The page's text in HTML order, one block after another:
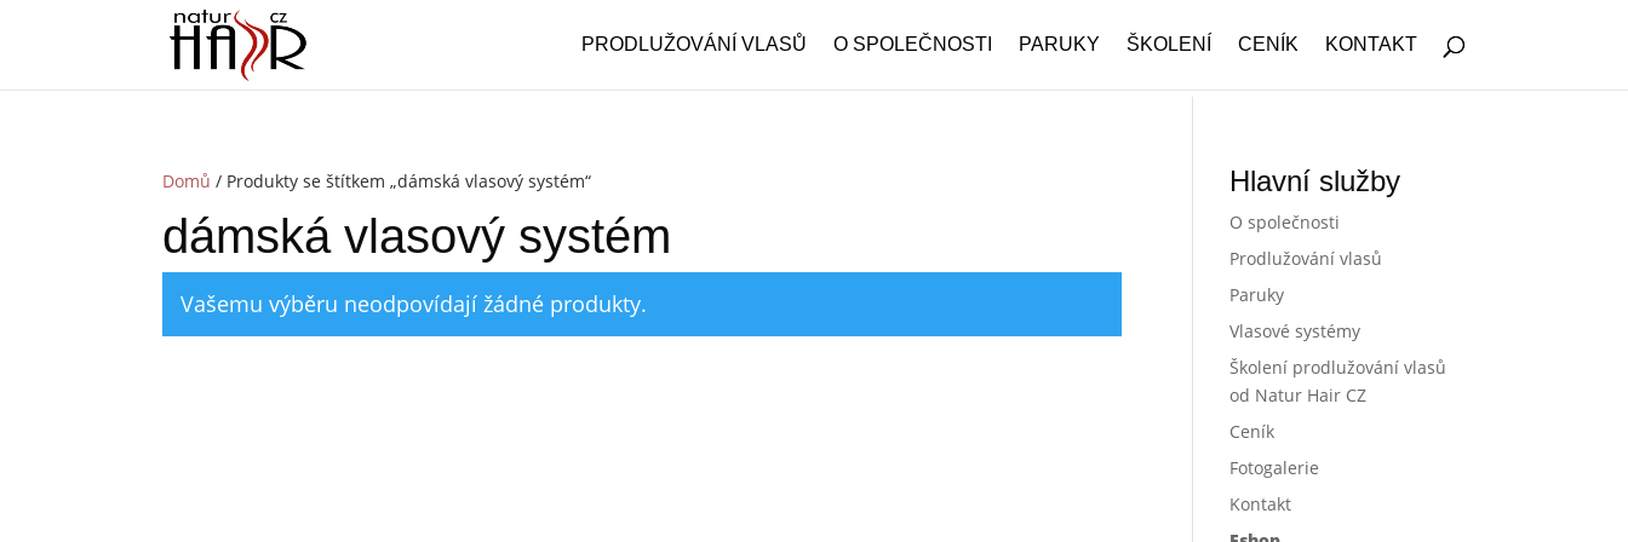
PRODLUŽOVÁNÍ VLASŮ O SPOLEČNOSTI PARUKY ŠKOLENÍ CENÍK KONTAKT
Domů / Produkty se štítkem „dámská vlasový systém“
dámská vlasový systém
Vašemu výběru neodpovídají žádné produkty.
Hlavní služby
O společnosti
Prodlužování vlasů
Paruky
Vlasové systémy
Školení prodlužování vlasů
od Natur Hair CZ
Ceník
Fotogalerie
Kontakt